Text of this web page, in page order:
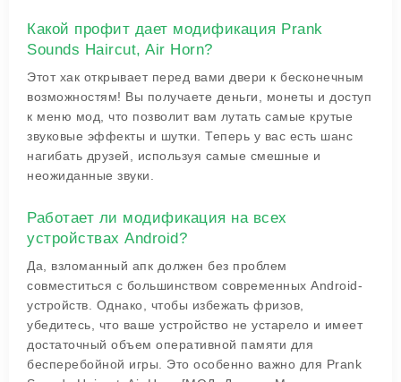
Какой профит дает модификация Prank
Sounds Haircut, Air Horn?
Этот хак открывает перед вами двери к бесконечным
возможностям! Вы получаете деньги, монеты и доступ
к меню мод, что позволит вам лутать самые крутые
звуковые эффекты и шутки. Теперь у вас есть шанс
нагибать друзей, используя самые смешные и
неожиданные звуки.
Работает ли модификация на всех
устройствах Android?
Да, взломанный апк должен без проблем
совместиться с большинством современных Android-
устройств. Однако, чтобы избежать фризов,
убедитесь, что ваше устройство не устарело и имеет
достаточный объем оперативной памяти для
бесперебойной игры. Это особенно важно для Prank